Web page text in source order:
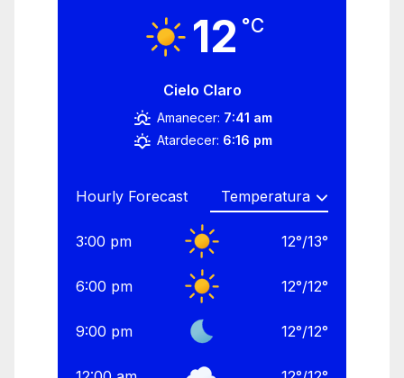
12 °C
Cielo Claro
Amanecer: 7:41 am
Atardecer: 6:16 pm
Hourly Forecast
3:00 pm 12°/13°
6:00 pm 12°/12°
9:00 pm 12°/12°